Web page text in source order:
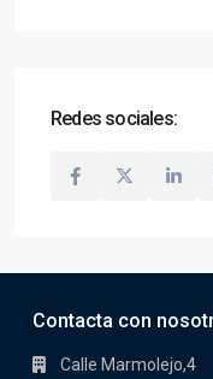
Redes sociales:
Contacta con
Calle Marmolejo,4